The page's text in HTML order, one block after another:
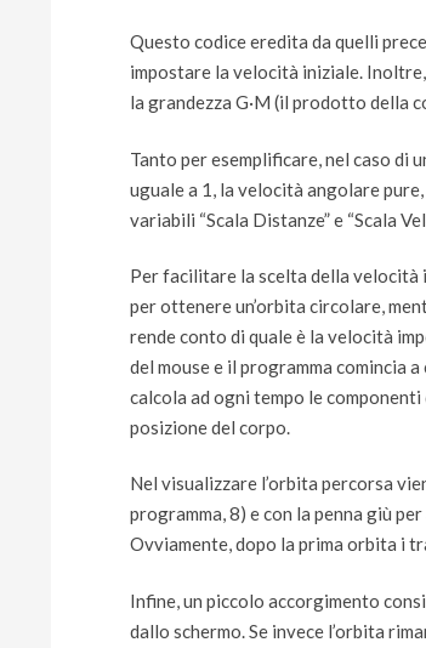
Questo codice eredita da quelli
impostare la velocità iniziale.
la grandezza G·M (il prodotto della
Tanto per esemplificare, nel caso di
uguale a 1, la velocità angolare
variabili “Scala Distanze” e “Scala
Per facilitare la scelta della velocità
per ottenere un’orbita circolare,
rende conto di quale è la velocità
del mouse e il programma comincia
calcola ad ogni tempo le
posizione del corpo.
Nel visualizzare l’orbita percorsa
programma, 8) e con la penna giù
Ovviamente, dopo la prima orbita i
Infine, un piccolo accorgimento
dallo schermo. Se invece l’orbita